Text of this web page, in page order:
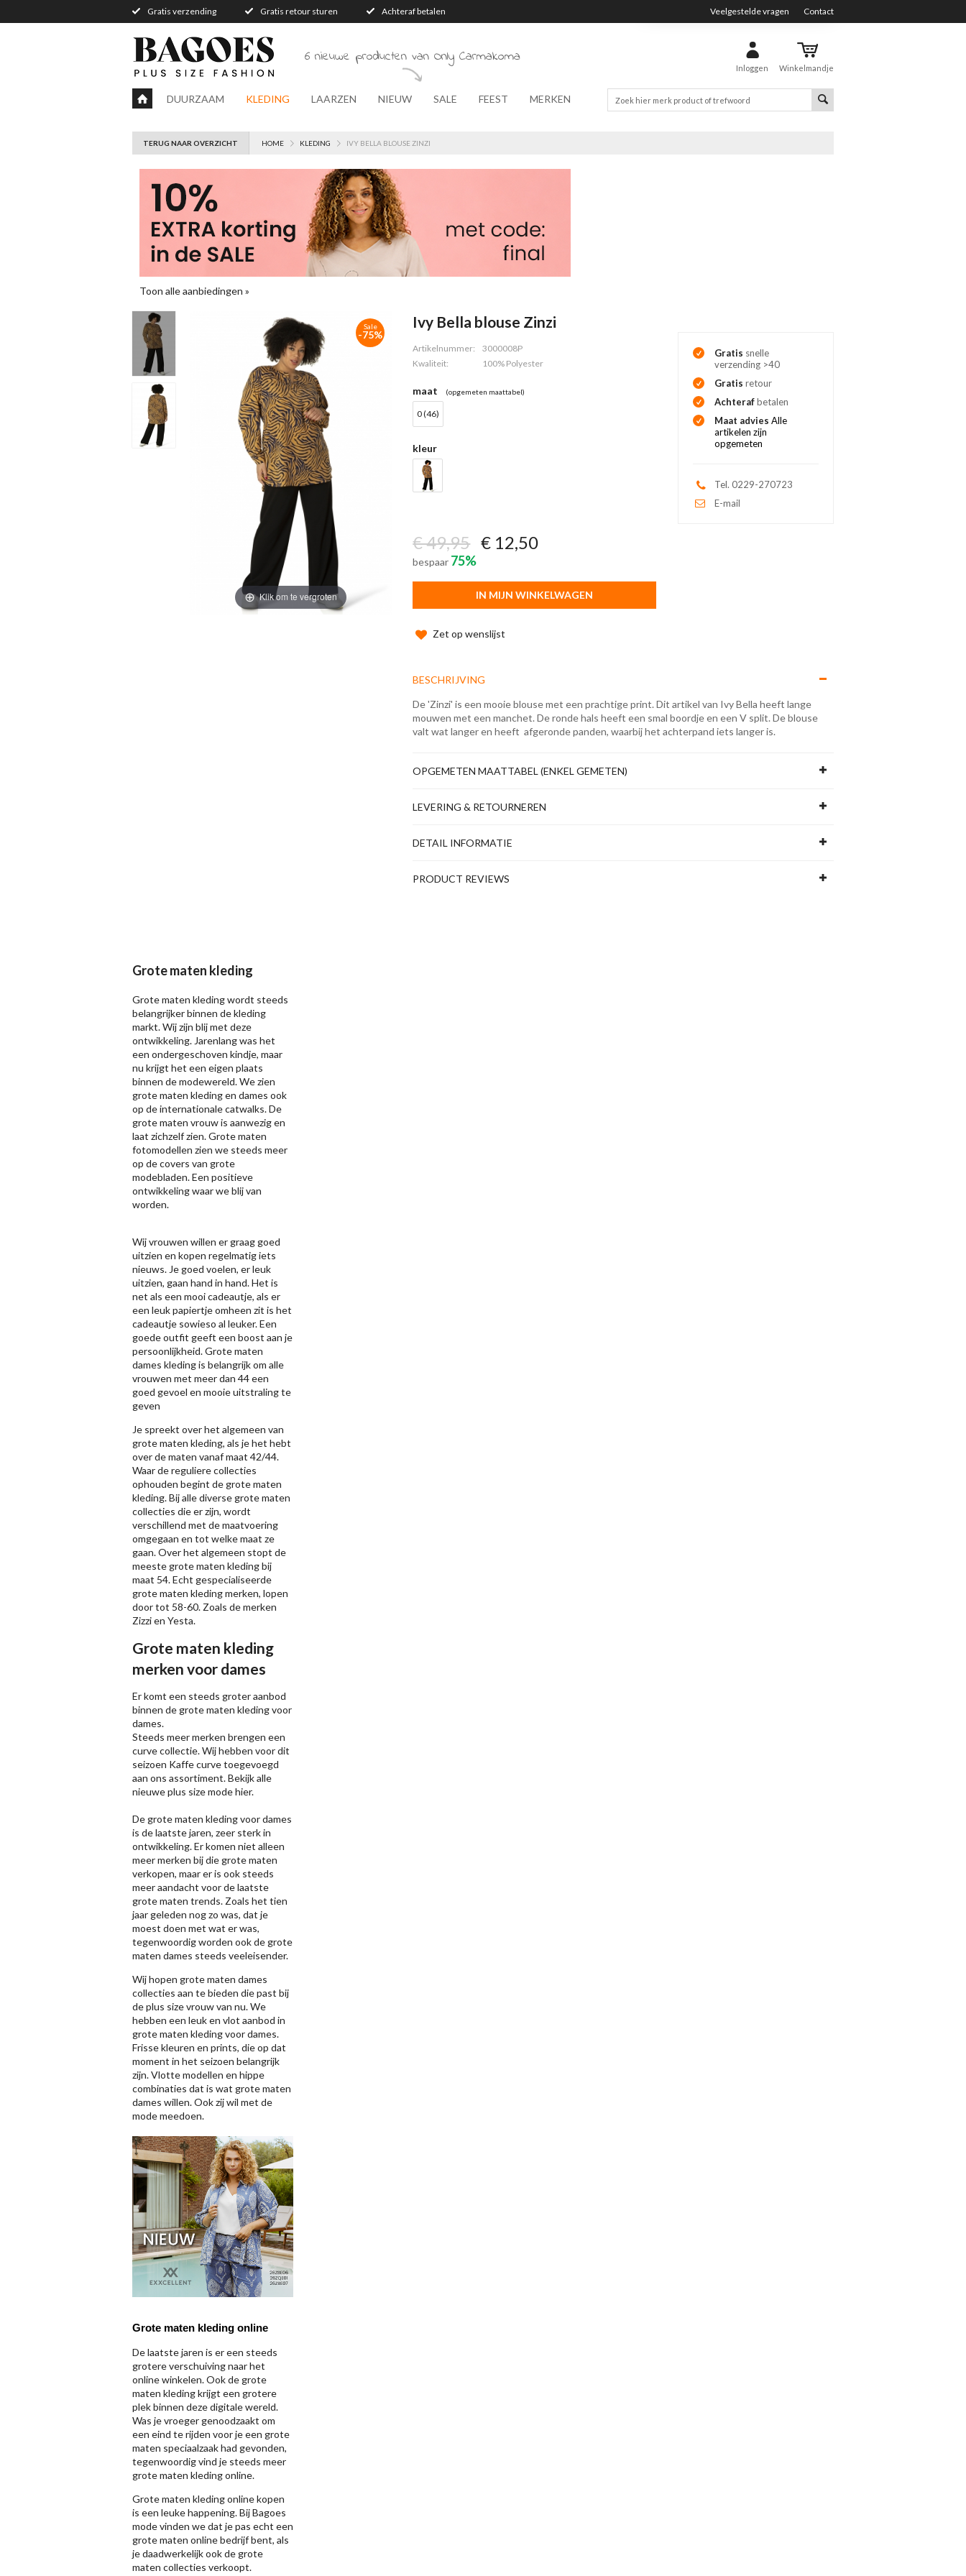
Gratis verzending Gratis retour sturen Achteraf betalen Veelgestelde vragen Contact
Inloggen Winkelmandje
6 nieuwe producten van Only Carmakoma
DUURZAAM KLEDING LAARZEN NIEUW SALE FEEST MERKEN
TERUG NAAR OVERZICHT HOME KLEDING IVY BELLA BLOUSE ZINZI
Toon alle aanbiedingen »
Klik om te vergroten
Sale
-75%
Ivy Bella blouse Zinzi
Artikelnummer:
3000008P
Kwaliteit:
100% Polyester
maat (opgemeten maattabel)
0 (46)
kleur
€ 49,95 € 12,50
bespaar 75%
IN MIJN WINKELWAGEN
Zet op wenslijst
Gratis snelle
verzending >40
Gratis retour
Achterafbetalen
Maat adviesAlle
artikelen zijn
opgemeten
Tel. 0229-270723
E-mail
BESCHRIJVING
De 'Zinzi' is een mooie blouse met een prachtige print. Dit artikel van Ivy Bella heeft lange
mouwen met een manchet. De ronde hals heeft een smal boordje en een V split. De blouse
valt wat langer en heeft afgeronde panden, waarbij het achterpand iets langer is.
OPGEMETEN MAATTABEL (ENKEL GEMETEN)
LEVERING & RETOURNEREN
DETAIL INFORMATIE
PRODUCT REVIEWS
Grote maten kleding
Grote maten kleding wordt steeds
belangrijker binnen de kleding
markt. Wij zijn blij met deze
ontwikkeling. Jarenlang was het
een ondergeschoven kindje, maar
nu krijgt het een eigen plaats
binnen de modewereld. We zien
grote maten kleding en dames ook
op de internationale catwalks. De
grote maten vrouw is aanwezig en
laat zichzelf zien. Grote maten
fotomodellen zien we steeds meer
op de covers van grote
modebladen. Een positieve
ontwikkeling waar we blij van
worden.
Wij vrouwen willen er graag goed
uitzien en kopen regelmatig iets
nieuws. Je goed voelen, er leuk
uitzien, gaan hand in hand. Het is
net als een mooi cadeautje, als er
een leuk papiertje omheen zit is het
cadeautje sowieso al leuker. Een
goede outfit geeft een boost aan je
persoonlijkheid. Grote maten
dames kleding is belangrijk om alle
vrouwen met meer dan 44 een
goed gevoel en mooie uitstraling te
geven
Je spreekt over het algemeen van
grote maten kleding, als je het hebt
over de maten vanaf maat 42/44.
Waar de reguliere collecties
ophouden begint de grote maten
kleding. Bij alle diverse grote maten
collecties die er zijn, wordt
verschillend met de maatvoering
omgegaan en tot welke maat ze
gaan. Over het algemeen stopt de
meeste grote maten kleding bij
maat 54. Echt gespecialiseerde
grote maten kleding merken, lopen
door tot 58-60. Zoals de merken
Zizzien Yesta.
Grote maten kleding
merken voor dames
Er komt een steeds groter aanbod
binnen de grote maten kleding voor
dames.
Steeds meer merken brengen een
curve collectie. Wij hebben voor dit
seizoen Kaffecurve toegevoegd
aan ons assortiment. Bekijk alle
nieuweplus size modehier.
De grote maten kleding voor dames
is de laatste jaren, zeer sterk in
ontwikkeling. Er komen niet alleen
meer merken bij die grote maten
verkopen, maar er is ook steeds
meer aandacht voor de laatste
grote maten trends. Zoals het tien
jaar geleden nog zo was, dat je
moest doen met wat er was,
tegenwoordig worden ook de grote
maten dames steeds veeleisender.
Wij hopen grote maten dames
collecties aan te bieden die past bij
de plus size vrouw van nu. We
hebben een leuk en vlot aanbod in
grote maten kleding voor dames.
Frisse kleuren en prints, die op dat
moment in het seizoen belangrijk
zijn. Vlotte modellen en hippe
combinaties dat is wat grote maten
dames willen. Ook zij wil met de
mode meedoen.
Grote maten kleding online
De laatste jaren is er een steeds
grotere verschuiving naar het
online winkelen. Ook de grote
maten kleding krijgt een grotere
plek binnen deze digitale wereld.
Was je vroeger genoodzaakt om
een eind te rijden voor je een grote
maten speciaalzaak had gevonden,
tegenwoordig vind je steeds meer
grote maten kleding online.
Grote maten kleding online kopen
is een leuke happening. Bij Bagoes
mode vinden we dat je pas echt een
grote maten online bedrijf bent, als
je daadwerkelijk ook de grote
maten collecties verkoopt.